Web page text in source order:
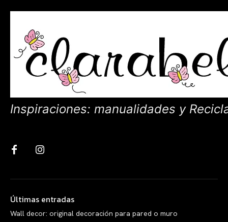
Inspiraciones: manualidades y
Últimas entradas
Wall decor: original decoración para pared o muro